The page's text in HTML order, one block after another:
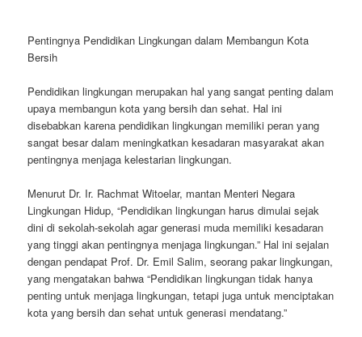
Pentingnya Pendidikan Lingkungan dalam Membangun Kota
Bersih
Pendidikan lingkungan merupakan hal yang sangat penting dalam
upaya membangun kota yang bersih dan sehat. Hal ini
disebabkan karena pendidikan lingkungan memiliki peran yang
sangat besar dalam meningkatkan kesadaran masyarakat akan
pentingnya menjaga kelestarian lingkungan.
Menurut Dr. Ir. Rachmat Witoelar, mantan Menteri Negara
Lingkungan Hidup, “Pendidikan lingkungan harus dimulai sejak
dini di sekolah-sekolah agar generasi muda memiliki kesadaran
yang tinggi akan pentingnya menjaga lingkungan.” Hal ini sejalan
dengan pendapat Prof. Dr. Emil Salim, seorang pakar lingkungan,
yang mengatakan bahwa “Pendidikan lingkungan tidak hanya
penting untuk menjaga lingkungan, tetapi juga untuk menciptakan
kota yang bersih dan sehat untuk generasi mendatang.”